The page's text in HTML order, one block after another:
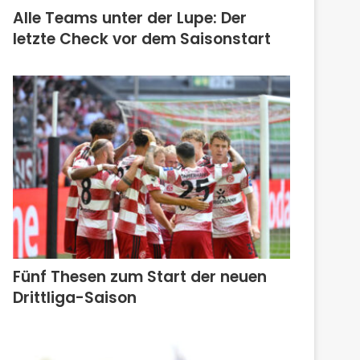
Alle Teams unter der Lupe: Der
letzte Check vor dem Saisonstart
Fünf Thesen zum Start der neuen
Drittliga-Saison